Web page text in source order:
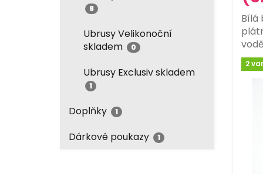
8
Ubrusy Velikonoční
skladem
0
Ubrusy Exclusiv skladem
1
Doplňky 1
Dárkové poukazy 1
Bílá
2